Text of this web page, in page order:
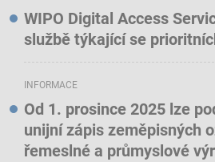
WIPO Digital Access
službě týkající se
INFORMACE
Od 1. prosince 2025 lze
unijní zápis zeměpisných
řemeslné a průmyslové